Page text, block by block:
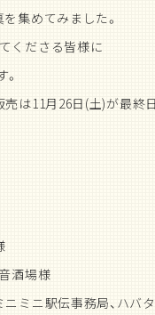
集めてみました。
くださる皆様に
は11月26日(土)が最終
酒場様
ミニ駅伝事務局、ハバ